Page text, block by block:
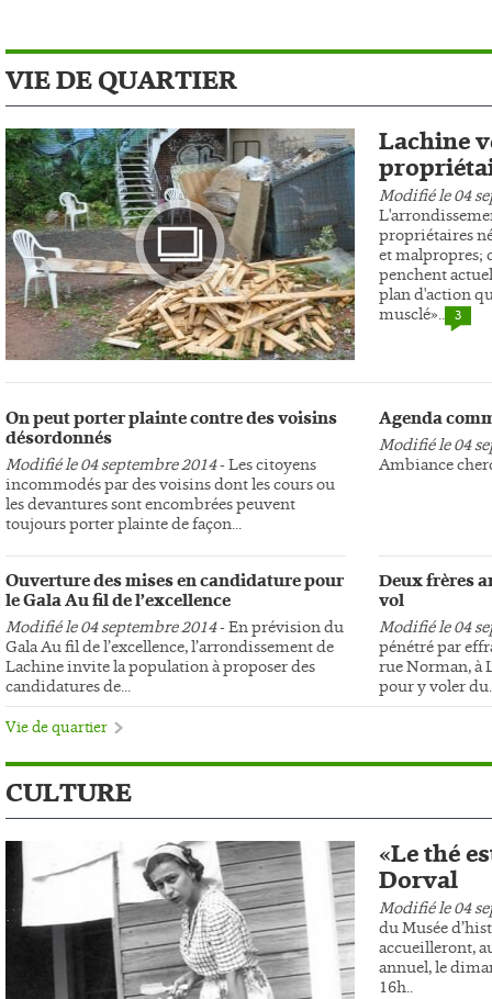
VIE DE QUARTIER
Lachine
Modifié le 04
propriétaires
et malpropres;
penchent
plan d'action
musclé».. 3
Photo
On peut porter plainte contre des voisins
désordonnés
Modifié le 04 septembre 2014- Les citoyens
incommodés par des voisins dont les cours ou
les devantures sont encombrées peuvent
toujours porter plainte de façon...
Ouverture des mises en candidature pour
le Gala Au fil de l’excellence
Modifié le 04 septembre 2014- En prévision du
Gala Au fil de l’excellence, l’arrondissement de
Lachine invite la population à proposer des
candidatures de...
Agenda
Modifié le 04
Ambiance
Deux frères
vol
Modifié le 04
pénétré par
rue Norman, à
pour y voler
Vie de quartier
CULTURE
«Le thé
Dorval
Modifié le 04
du Musée
accueilleront,
annuel, le
16h..